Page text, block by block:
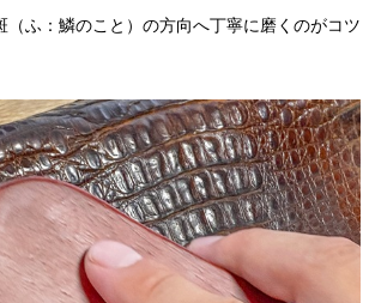
（ふ：鱗のこと）の方向へ丁寧に磨くのがコツ